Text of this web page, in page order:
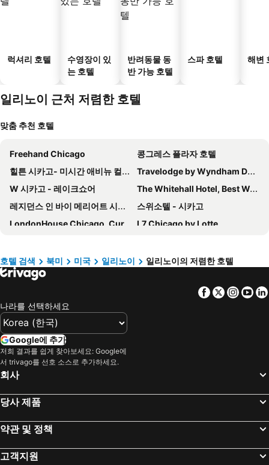
럭셔리 호텔
수영장이 있
는 호텔
반려동물 동
반 가능 호텔
스파 호텔 해변
일리노이 근처 저렴한 호텔
맞춤 추천 호텔
Freehand Chicago
콩그레스 플라자 호텔
힐튼 시카고- 미시간 애비뉴 컬쳐럴마일
Travelodge by Wyndham Downtown Chicago
W 시카고 - 레이크쇼어
The Whitehall Hotel, Best Western Premier Collection
레지던스 인 바이 메리어트 시카고 다운타운/리버 노스
스위소텔 - 시카고
LondonHouse Chicago, Curio Collection by Hilton
L7 Chicago by Lotte
Ambassador Gold Coast, The Chicago Hotel Collection
Holiday Inn Chicago North-evanston By Ihg
SpringHill Suites Chicago O'Hare
힐튼 시카고/매그니피션트 마일 스위트
하얏트 리젠시 시카고
Intercontinental Hotels Chicago Magnificent Mile By Ihg
Hilton Garden Inn Chicago McCormick Place
Residence Inn Chicago Downtown Magnificent Mile
페어필드 인 & 스위트 시카고 다운타운/리버 노스
The Chicago Hotel Collection Magnificent Mile
Hotel Indigo Chicago-vernon Hills By Ihg
포 포인츠 바이 쉐라톤 시카고 오헤어 에어포트
킨지 호텔
하얏트 리젠시 샤움버그 시카고
호텔 검색 북미 미국 일리노이 일리노이의 저렴한 호텔
Facebook
Twitter
나라를 선택하세요
Google에 추가
저희 결과를 쉽게 찾아보세요: Google에
서 trivago를 선호 소스로 추가하세요.
회사
당사 제품
약관 및 정책
고객지원